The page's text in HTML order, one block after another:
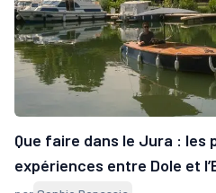
Que faire dans le Jura : les
expériences entre Dole et